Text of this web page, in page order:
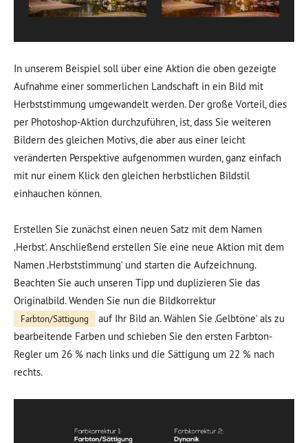
In unserem Beispiel soll über eine Aktion die oben gezeigte
Aufnahme einer sommerlichen Landschaft in ein Bild mit
Herbststimmung umgewandelt werden. Der große Vorteil, dies
per Photoshop-Aktion durchzuführen, ist, dass Sie weiteren
Bildern des gleichen Motivs, die aber aus einer leicht
veränderten Perspektive aufgenommen wurden, ganz einfach
mit nur einem Klick den gleichen herbstlichen Bildstil
einhauchen können.
Erstellen Sie zunächst einen neuen Satz mit dem Namen
‚Herbst‘. Anschließend erstellen Sie eine neue Aktion mit dem
Namen ‚Herbststimmung‘ und starten die Aufzeichnung.
Beachten Sie auch unseren Tipp und duplizieren Sie das
Originalbild. Wenden Sie nun die Bildkorrektur
Farbton/Sättigung
auf Ihr Bild an. Wählen Sie ‚Gelbtöne‘ als zu
bearbeitende Farben und schieben Sie den ersten Farbton-
Regler um 26 % nach links und die Sättigung um 22 % nach
rechts.